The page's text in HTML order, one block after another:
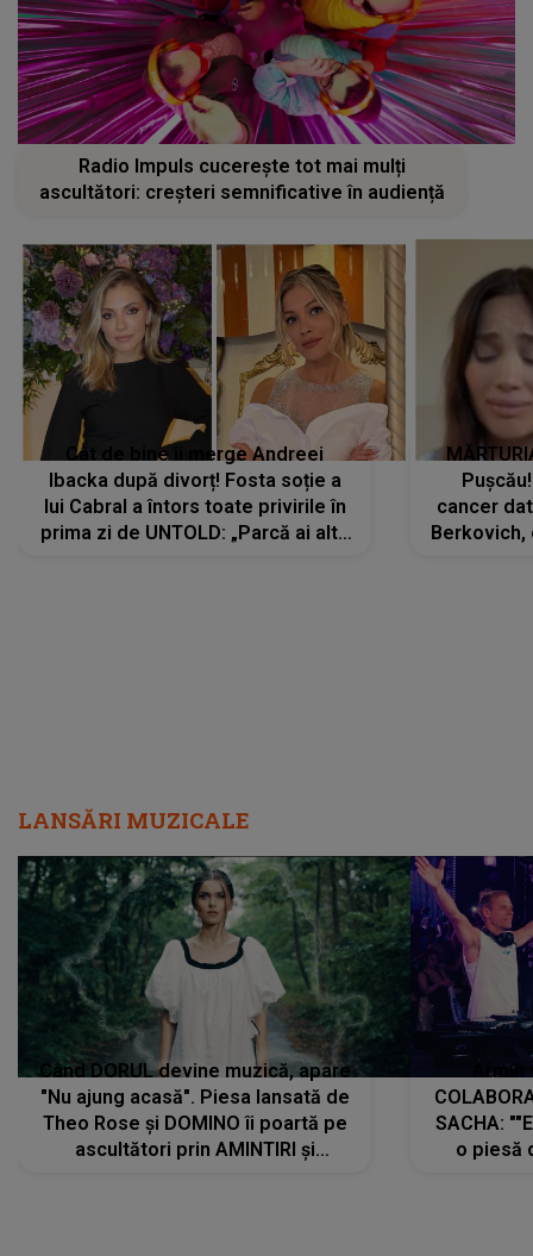
Radio Impuls cucerește tot mai mulți
ascultători: creșteri semnificative în audiență
Cât de bine îi merge Andreei
Ibacka după divorț! Fosta soție a
lui Cabral a întors toate privirile în
prima zi de UNTOLD: „Parcă ai altă
cancer
LANSĂRI MUZICALE
Când DORUL devine muzică, apare
"Nu ajung acasă". Piesa lansată de
Theo Rose și DOMINO îi poartă pe
ascultători prin AMINTIRI și
SACHA:
o piesă